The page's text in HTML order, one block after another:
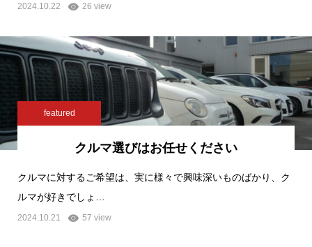
2024.10.22 26 view
featured
クルマ選びはお任せください
クルマに対するご希望は、実に様々で興味深いものばかり、ク
ルマが好きでしょ…
2024.10.21 57 view